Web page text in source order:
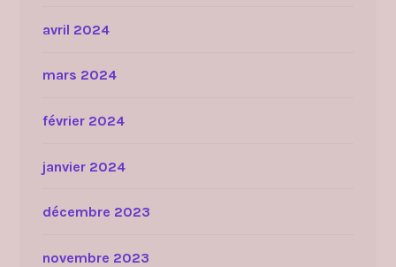
avril 2024
mars 2024
février 2024
janvier 2024
décembre 2023
novembre 2023